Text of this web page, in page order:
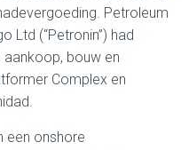
Petroleum
Ltd (“Petronin”) had
bouw en
Complex en
een onshore